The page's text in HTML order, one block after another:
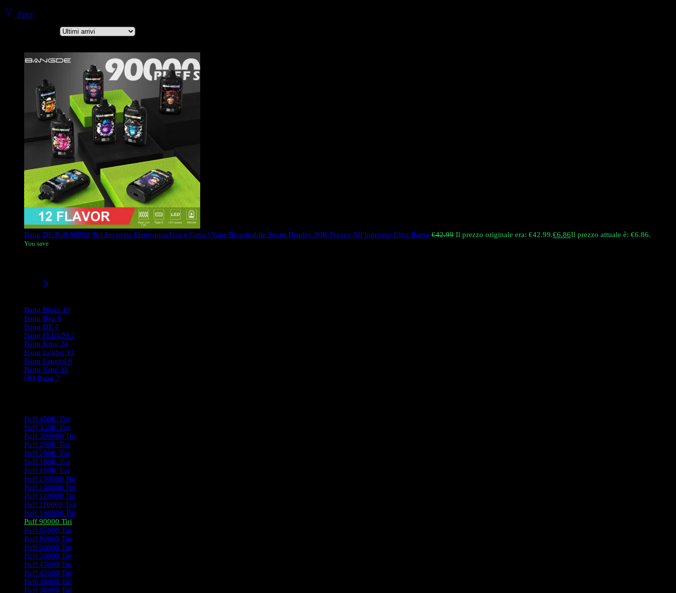
Filtri
Bang DE Puff 90000 Tiri Sigaretta Elettronica Usa e Getta | Vape Ricaricabile Smart Display 90K Prezzo All’ingrosso Ultra Basso €42.99 Il prezzo originale era: €42.99.€6.86Il prezzo attuale è: €6.86.
You save
Bang Blaze 10
Bang Box 6
Bang DE 4
Bang FLUUM 2
Bang King 24
Bang Leader 15
Bang Legend 6
Bang Vape 18
QQ Bang 7
Puff 450K Tiri
Puff 350K Tiri
Puff 300000 Tiri
Puff 250K Tiri
Puff 200K Tiri
Puff 180K Tiri
Puff 160K Tiri
Puff 150000 Tiri
Puff 140000 Tiri
Puff 120000 Tiri
Puff 110000 Tiri
Puff 100000 Tiri
Puff 90000 Tiri
Puff 85000 Tiri
Puff 80000 Tiri
Puff 60000 Tiri
Puff 50000 Tiri
Puff 45000 Tiri
Puff 42000 Tiri
Puff 40000 Tiri
Puff 36000 Tiri